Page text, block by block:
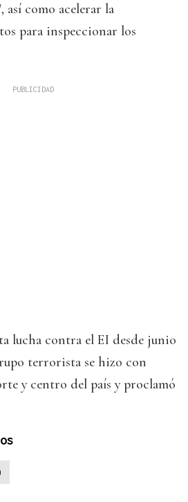
así como acelerar la
para inspeccionar los
lucha contra el EI desde junio
terrorista se hizo con
y centro del país y proclamó